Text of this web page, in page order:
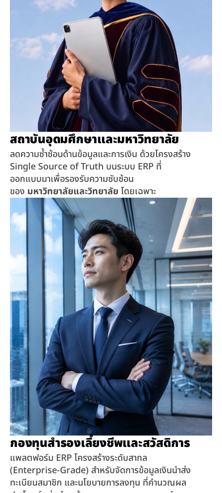
สถาบันอุดมศึกษาและมหาวิทยาลัย
ลดความซ้ำซ้อนด้านข้อมูลและการเงิน ด้วยโครงสร้าง
Single Source of Truth บนระบบ ERP ที่
ออกแบบมาเพื่อรองรับความซับซ้อน
ของ มหาวิทยาลัยและวิทยาลัย โดยเฉพาะ
กองทุนสำรองเลี้ยงชีพและสวัสดิการ
แพลตฟอร์ม ERP โครงสร้างระดับสากล
(Enterprise-Grade) สำหรับจัดการข้อมูลเงินนำส่ง
ทะเบียนสมาชิก และนโยบายการลงทุน ที่คำนวณผล